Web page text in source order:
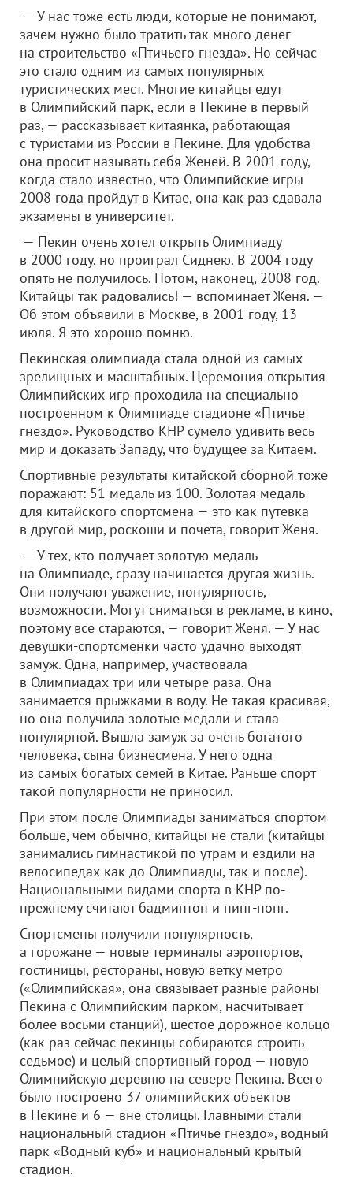
— У нас тоже есть люди, которые не понимают,
зачем нужно было тратить так много денег
на строительство «Птичьего гнезда». Но сейчас
это стало одним из самых популярных
туристических мест. Многие китайцы едут
в Олимпийский парк, если в Пекине в первый
раз, — рассказывает китаянка, работающая
с туристами из России в Пекине. Для удобства
она просит называть себя Женей. В 2001 году,
когда стало известно, что Олимпийские игры
2008 года пройдут в Китае, она как раз сдавала
экзамены в университет.
— Пекин очень хотел открыть Олимпиаду
в 2000 году, но проиграл Сиднею. В 2004 году
опять не получилось. Потом, наконец, 2008 год.
Китайцы так радовались! — вспоминает Женя. —
Об этом объявили в Москве, в 2001 году, 13
июля. Я это хорошо помню.
Пекинская олимпиада стала одной из самых
зрелищных и масштабных. Церемония открытия
Олимпийских игр проходила на специально
построенном к Олимпиаде стадионе «Птичье
гнездо». Руководство КНР сумело удивить весь
мир и доказать Западу, что будущее за Китаем.
Спортивные результаты китайской сборной тоже
поражают: 51 медаль из 100. Золотая медаль
для китайского спортсмена — это как путевка
в другой мир, роскоши и почета, говорит Женя.
— У тех, кто получает золотую медаль
на Олимпиаде, сразу начинается другая жизнь.
Они получают уважение, популярность,
возможности. Могут сниматься в рекламе, в кино,
поэтому все стараются, — говорит Женя. — У нас
девушки-спортсменки часто удачно выходят
замуж. Одна, например, участвовала
в Олимпиадах три или четыре раза. Она
занимается прыжками в воду. Не такая красивая,
но она получила золотые медали и стала
популярной. Вышла замуж за очень богатого
человека, сына бизнесмена. У него одна
из самых богатых семей в Китае. Раньше спорт
такой популярности не приносил.
При этом после Олимпиады заниматься спортом
больше, чем обычно, китайцы не стали (китайцы
занимались гимнастикой по утрам и ездили на
велосипедах как до Олимпиады, так и после).
Национальными видами спорта в КНР по-
прежнему считают бадминтон и пинг-понг.
Спортсмены получили популярность,
а горожане — новые терминалы аэропортов,
гостиницы, рестораны, новую ветку метро
(«Олимпийская», она связывает разные районы
Пекина с Олимпийским парком, насчитывает
более восьми станций), шестое дорожное кольцо
(как раз сейчас пекинцы собираются строить
седьмое) и целый спортивный город — новую
Олимпийскую деревню на севере Пекина. Всего
было построено 37 олимпийских объектов
в Пекине и 6 — вне столицы. Главными стали
национальный стадион «Птичье гнездо», водный
парк «Водный куб» и национальный крытый
стадион.